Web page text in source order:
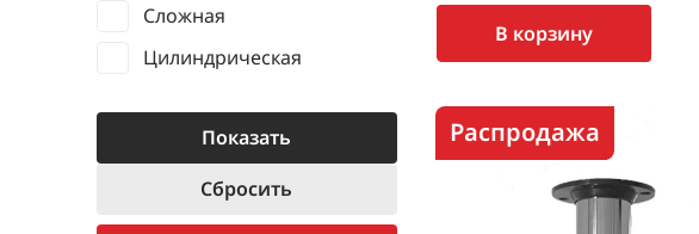
Сложная
Цилиндрическая
В корзину
Распродажа